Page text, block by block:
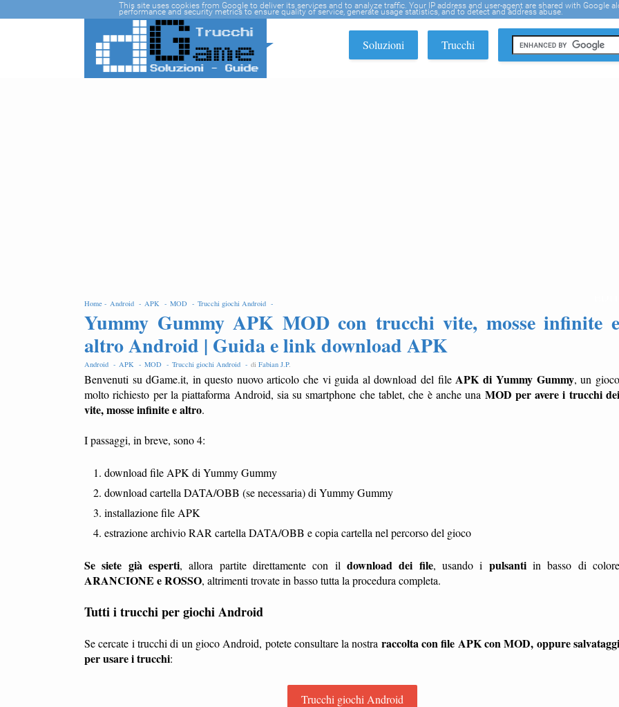
Soluzioni Trucchi
Home - Android - APK - MOD - Trucchi giochi Android -
Yummy Gummy APK MOD con trucchi vite, mosse infinite e
altro Android | Guida e link download APK
Android - APK - MOD - Trucchi giochi Android - di Fabian J.P.
Benvenuti su dGame.it, in questo nuovo articolo che vi guida al download del file APK di Yummy Gummy, un
molto richiesto per la piattaforma Android, sia su smartphone che tablet, che è anche una MOD per avere i trucchi dei
vite, mosse infinite e altro.
I passaggi, in breve, sono 4:
download file APK di Yummy Gummy
download cartella DATA/OBB (se necessaria) di Yummy Gummy
installazione file APK
estrazione archivio RAR cartella DATA/OBB e copia cartella nel percorso del gioco
Se siete già esperti, allora partite direttamente con il download dei file, usando i pulsantiin basso di
ARANCIONE e ROSSO, altrimenti trovate in basso tutta la procedura completa.
Tutti i trucchi per giochi Android
Se cercate i trucchi di un gioco Android, potete consultare la nostra raccolta con file APK con MOD, oppure
per usare i trucchi:
Trucchi giochi Android
This site uses cookies from Google to deliver its services and to analyze traffic. Your IP address and user-agent are shared with Google
performance and security metrics to ensure quality of service, generate usage statistics, and to detect and address abuse.